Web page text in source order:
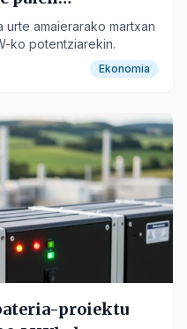
amaierarako martxan
ko potentziarekin.
Ekonomia
proiektu